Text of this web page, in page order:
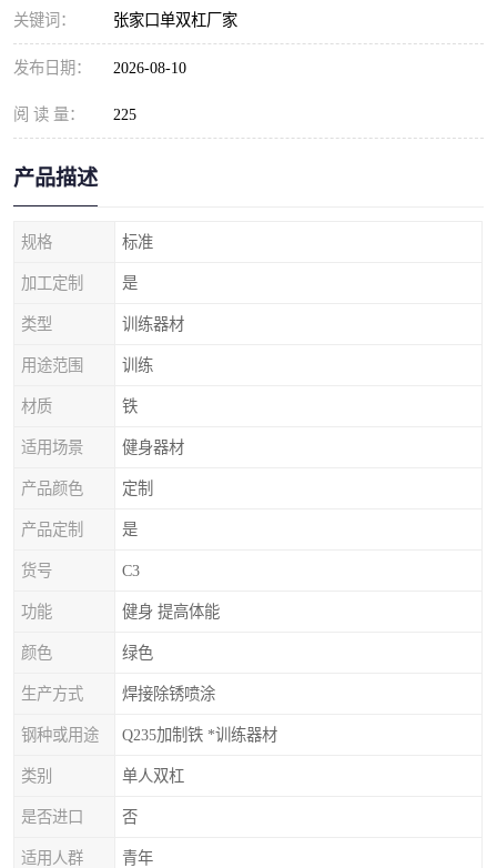
关键词： 张家口单双杠厂家
发布日期： 2026-08-10
阅 读 量： 225
产品描述
规格 标准
加工定制 是
类型 训练器材
用途范围 训练
材质 铁
适用场景 健身器材
产品颜色 定制
产品定制 是
货号 C3
功能 健身 提高体能
颜色 绿色
生产方式 焊接除锈喷涂
钢种或用途 Q235加制铁 *训练器材
类别 单人双杠
是否进口 否
适用人群 青年